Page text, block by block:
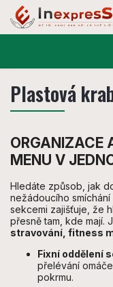
Plastová
ORGANIZACE
MENU V
Hledáte způsob, jak
nežádoucího
sekcemi zajišťuje, že
přesně tam, kde mají.
stravování, fitness
Fixní oddělení
přelévání
pokrmu.